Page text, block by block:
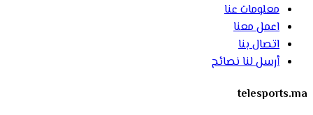
معلومات عنا
اعمل معنا
اتصال بنا
أرسل لنا نصائح
telesports.ma